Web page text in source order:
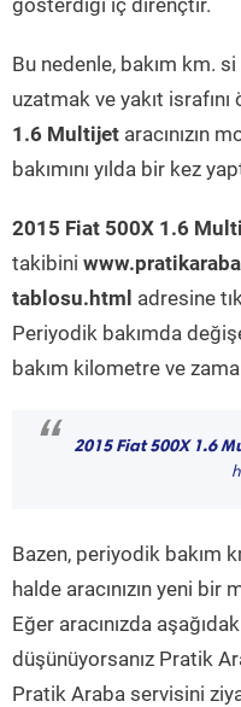
gösterdiği iç dirençtir.
Bu nedenle, bakım km.
uzatmak ve yakıt
1.6 Multijet aracınızın
bakımını yılda bir kez
2015 Fiat 500X 1.6
takibini
tablosu.html adresine
Periyodik bakımda
bakım kilometre ve
“ 2015 Fiat 500X 1.6
Bazen, periyodik bakım
halde aracınızın yeni bir
Eğer aracınızda
düşünüyorsanız Pratik
Pratik Araba servisini